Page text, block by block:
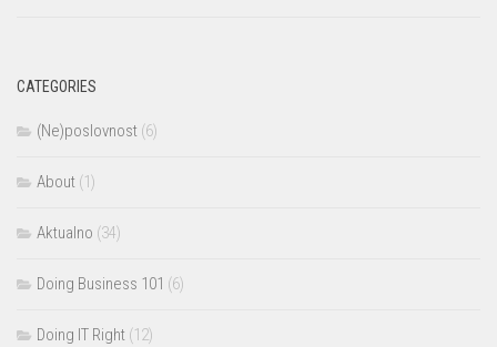
CATEGORIES
(Ne)poslovnost (6)
About (1)
Aktualno (34)
Doing Business 101 (6)
Doing IT Right (12)